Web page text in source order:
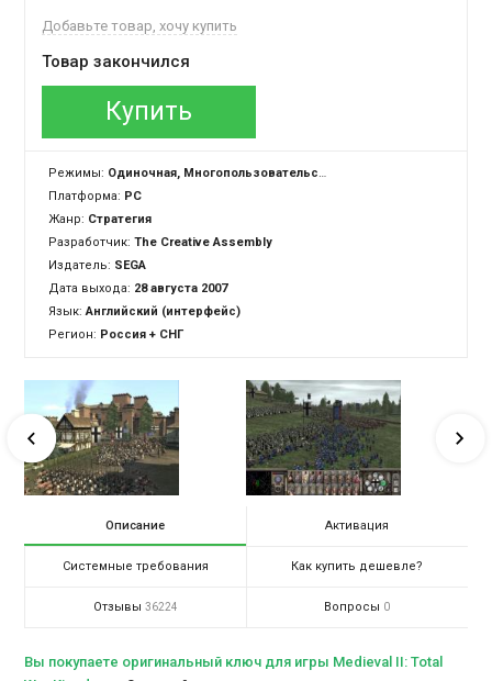
Добавьте товар, хочу купить
Товар закончился
Купить
Режимы: Одиночная, Многопользовательская
Платформа: PC
Жанр: Стратегия
Разработчик:The Creative Assembly
Издатель: SEGA
Дата выхода: 28 августа 2007
Язык:Английский (интерфейс)
Регион: Россия + СНГ
Описание Активация
Системные требования Как купить дешевле?
Отзывы 36224 Вопросы 0
Вы покупаете оригинальный ключ для игры Medieval II: Total